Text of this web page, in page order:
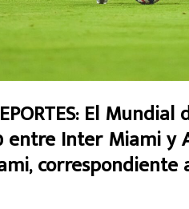
El
entre Inter Miami y